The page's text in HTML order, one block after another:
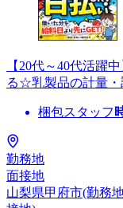
【20代～40代活躍
る☆乳製品の計量・
梱包スタッフ
勤務地
面接地
山梨県甲府市(勤務